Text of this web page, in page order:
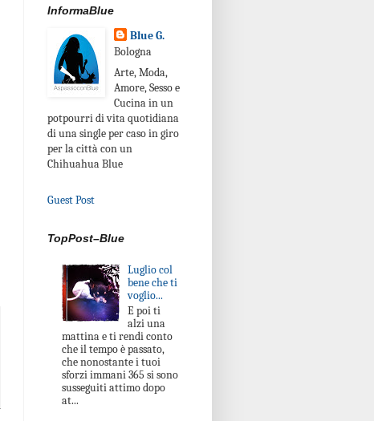
InformaBlue
Blue G.
Bologna
Arte, Moda,
Amore, Sesso e
Cucina in un
potpourri di vita quotidiana
di una single per caso in giro
per la città con un
Chihuahua Blue
Guest Post
TopPost–Blue
Luglio col
bene che ti
voglio...
E poi ti
alzi una
mattina e ti rendi conto
che il tempo è passato,
che nonostante i tuoi
sforzi immani 365 si sono
susseguiti attimo dopo
at...